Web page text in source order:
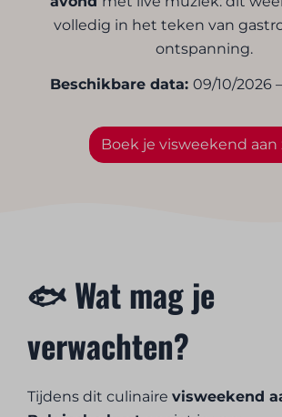
volledig in het teken van
ontspanning.
Beschikbare data: 09/10/2026
Boek je visweekend aan
🐟 Wat mag je
verwachten?
Tijdens dit culinairevisweekend